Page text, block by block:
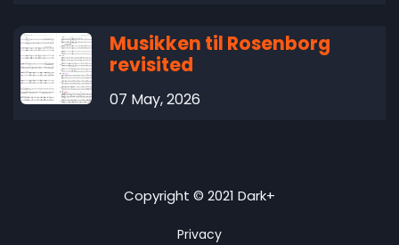
Musikken til Rosenborg
revisited
07 May, 2026
Copyright © 2021 Dark+
Privacy